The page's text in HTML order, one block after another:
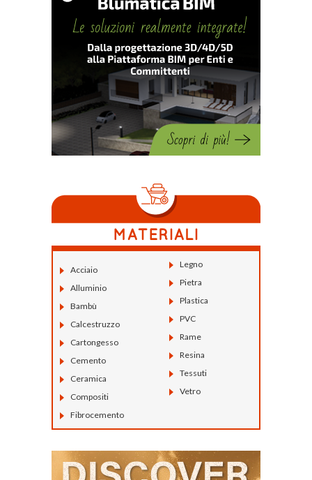
Acciaio
Alluminio
Bambù
Calcestruzzo
Cartongesso
Cemento
Ceramica
Compositi
Fibrocemento
Legno
Pietra
Plastica
PVC
Rame
Resina
Tessuti
Vetro